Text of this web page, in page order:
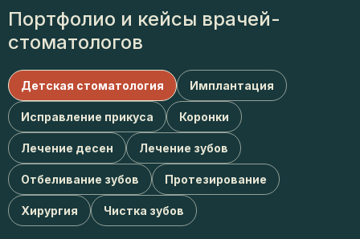
Портфолио и кейсы врачей-
стоматологов
Детская стоматология Имплантация
Исправление прикуса Коронки
Лечение десен Лечение зубов
Отбеливание зубов Протезирование
Хирургия Чистка зубов